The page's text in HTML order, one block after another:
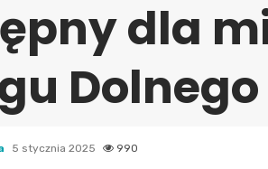
dla
Dolnego
5 stycznia 2025 990